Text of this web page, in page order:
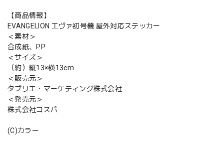
【商品情報】
EVANGELION エヴァ初号機 屋外対応ステッカー
＜素材＞
合成紙、PP
＜サイズ＞
（約）縦13×横13cm
＜販売元＞
タブリエ・マーケティング株式会社
＜発売元＞
株式会社コスパ
(C)カラー